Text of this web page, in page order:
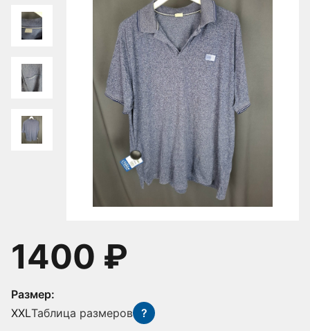
1400 ₽
Размер:
XXLТаблица размеров ?